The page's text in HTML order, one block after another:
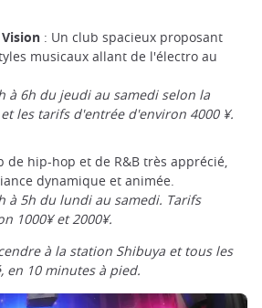
: Un club spacieux proposant
musicaux allant de l'électro au
à 6h du jeudi au samedi selon la
les tarifs d'entrée d'environ 4000 ¥.
de hip-hop et de R&B très apprécié,
dynamique et animée.
à 5h du lundi au samedi. Tarifs
1000¥ et 2000¥.
à la station Shibuya et tous les
en 10 minutes à pied.